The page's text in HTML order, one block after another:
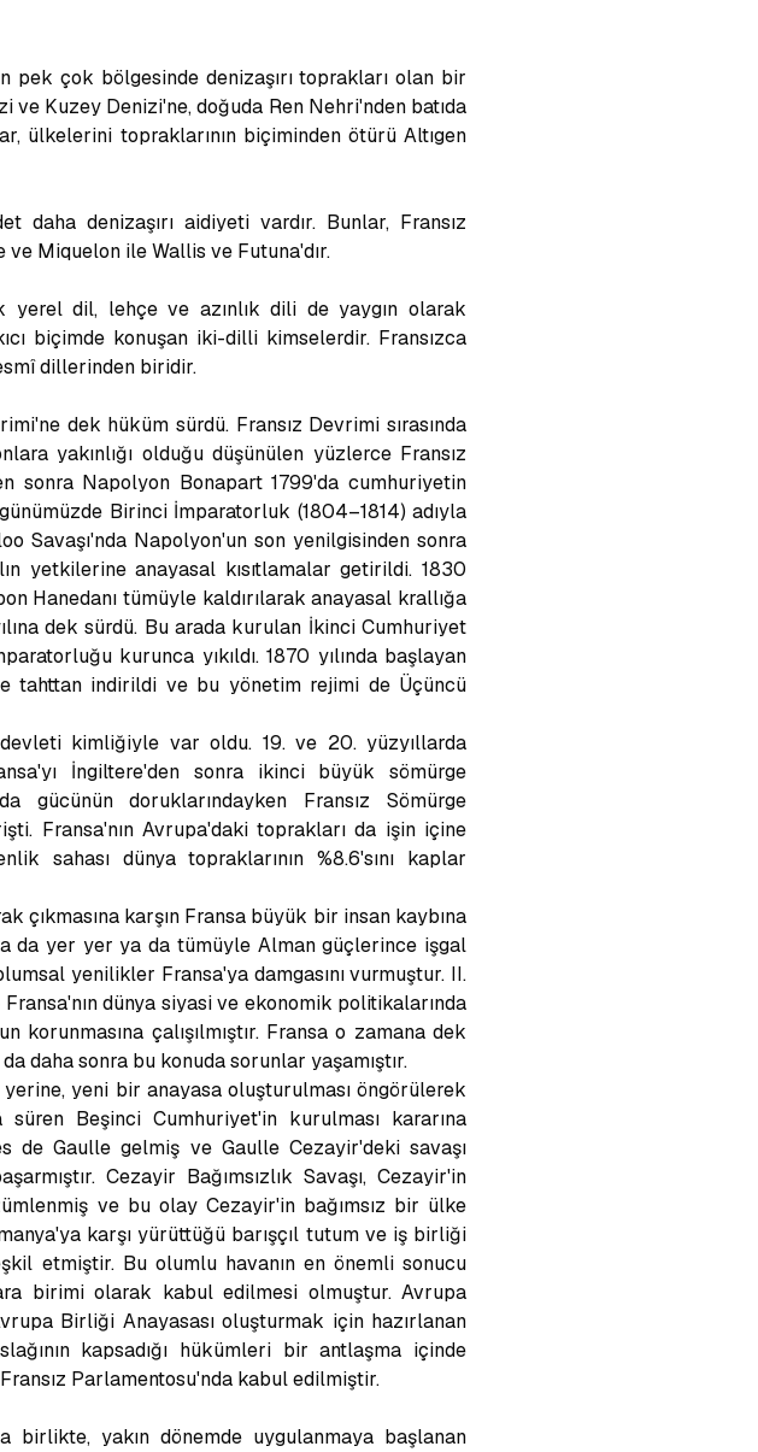
pek çok bölgesinde denizaşırı toprakları olan bir
ve Kuzey Denizi'ne, doğuda Ren Nehri'nden batıda
ülkelerini topraklarının biçiminden ötürü Altıgen
denizaşırı aidiyeti vardır. Bunlar, Fransız
Miquelon ile Wallis ve Futuna'dır.
yerel dil, lehçe ve azınlık dili de yaygın olarak
biçimde konuşan iki-dilli kimselerdir. Fransızca
dillerinden biridir.
dek hüküm sürdü. Fransız Devrimi sırasında
yakınlığı olduğu düşünülen yüzlerce Fransız
sonra Napolyon Bonapart 1799'da cumhuriyetin
Birinci İmparatorluk (1804–1814) adıyla
Savaşı'nda Napolyon'un son yenilgisinden sonra
yetkilerine anayasal kısıtlamalar getirildi. 1830
Hanedanı tümüyle kaldırılarak anayasal krallığa
dek sürdü. Bu arada kurulan İkinci Cumhuriyet
kurunca yıkıldı. 1870 yılında başlayan
tahttan indirildi ve bu yönetim rejimi de Üçüncü
kimliğiyle var oldu. 19. ve 20. yüzyıllarda
İngiltere'den sonra ikinci büyük sömürge
gücünün doruklarındayken Fransız Sömürge
Fransa'nın Avrupa'daki toprakları da işin içine
sahası dünya topraklarının %8.6'sını kaplar
çıkmasına karşın Fransa büyük bir insan kaybına
da yer yer ya da tümüyle Alman güçlerince işgal
yenilikler Fransa'ya damgasını vurmuştur. II.
dünya siyasi ve ekonomik politikalarında
çalışılmıştır. Fransa o zamana dek
daha sonra bu konuda sorunlar yaşamıştır.
yeni bir anayasa oluşturulması öngörülerek
Beşinci Cumhuriyet'in kurulması kararına
de Gaulle gelmiş ve Gaulle Cezayir'deki savaşı
Cezayir Bağımsızlık Savaşı, Cezayir'in
ve bu olay Cezayir'in bağımsız bir ülke
karşı yürüttüğü barışçıl tutum ve iş birliği
etmiştir. Bu olumlu havanın en önemli sonucu
birimi olarak kabul edilmesi olmuştur. Avrupa
Birliği Anayasası oluşturmak için hazırlanan
kapsadığı hükümleri bir antlaşma içinde
Parlamentosu'nda kabul edilmiştir.
birlikte, yakın dönemde uygulanmaya başlanan